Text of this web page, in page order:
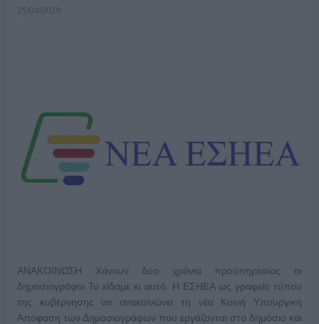
25/04/2019
ΑΝΑΚΟΙΝΩΣΗ Χάνουν δύο χρόνια προϋπηρεσίας οι
δημοσιογράφοι Το είδαμε κι αυτό. Η ΕΣΗΕΑ ως γραφείο τύπου
της κυβέρνησης να ανακοινώνει τη νέα Κοινή Υπουργική
Απόφαση των Δημοσιογράφων που εργάζονται στο δημόσιο και